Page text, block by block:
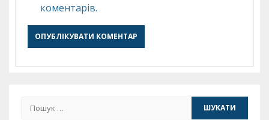
коментарів.
Пошук: